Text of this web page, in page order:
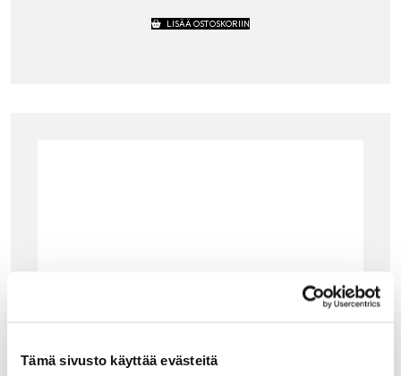
Tämä sivusto käyttää evästeitä
LISÄÄ OSTOSKORIIN